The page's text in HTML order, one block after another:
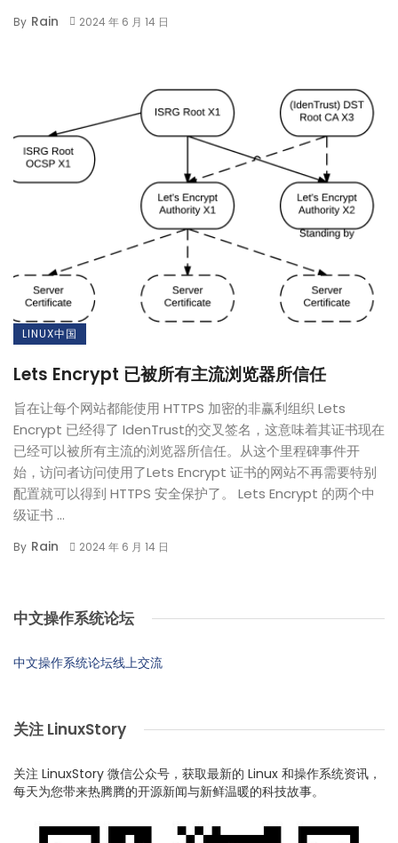
By Rain 2024 年 6 月 14 日
LINUX中国
Lets Encrypt 已被所有主流浏览器所信任
旨在让每个网站都能使用 HTTPS 加密的非赢利组织 Lets
Encrypt 已经得了 IdenTrust的交叉签名，这意味着其证书现在
已经可以被所有主流的浏览器所信任。从这个里程碑事件开
始，访问者访问使用了Lets Encrypt 证书的网站不再需要特别
配置就可以得到 HTTPS 安全保护了。 Lets Encrypt 的两个中
级证书 ...
By Rain 2024 年 6 月 14 日
中文操作系统论坛
中文操作系统论坛线上交流
关注 LinuxStory
关注 LinuxStory 微信公众号，获取最新的 Linux 和操作系统资讯，
每天为您带来热腾腾的开源新闻与新鲜温暖的科技故事。